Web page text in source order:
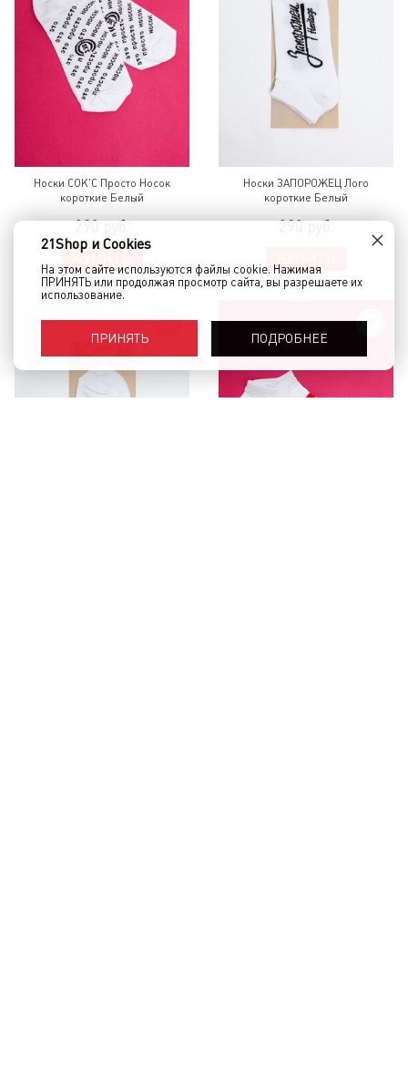
Носки СОК'С Просто Носок
короткие Белый
290 руб.
КУПИТЬ
Носки ЗАПОРОЖЕЦ Лого
короткие Белый
290 руб.
21Shop и Cookies
На этом сайте используются файлы cookie. Нажимая
ПРИНЯТЬ или продолжая просмотр сайта, вы разрешаете их
использование.
ПРИНЯТЬ ПОДРОБНЕЕ
×